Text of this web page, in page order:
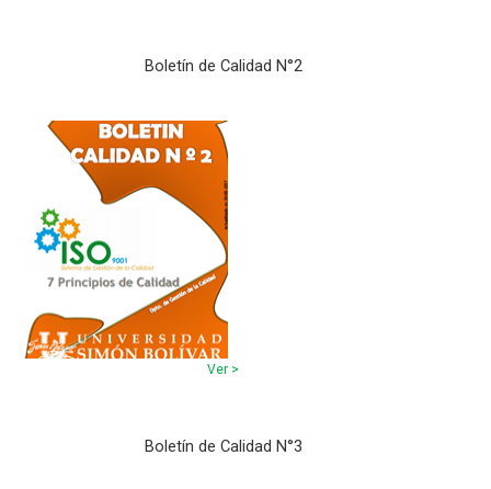
Boletín de Calidad N°2
Ver >
Boletín de Calidad N°3